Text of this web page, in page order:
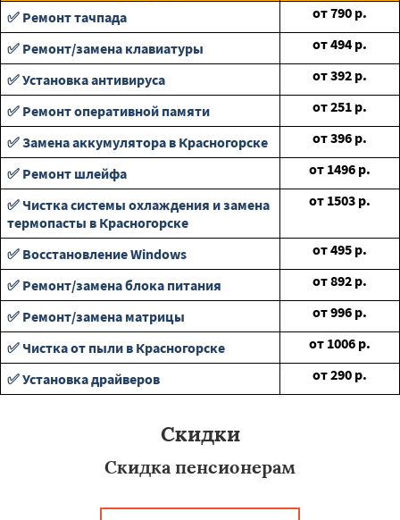
✅ Ремонт тачпада
от790 р.
✅ Ремонт/замена клавиатуры
от494 р.
✅ Установка антивируса
от392 р.
✅ Ремонт оперативной памяти
от251 р.
✅ Замена аккумулятора в Красногорске
от396 р.
✅ Ремонт шлейфа
от 1496 р.
✅ Чистка системы охлаждения и замена
термопасты в Красногорске
от 1503 р.
✅ Восстановление Windows от495 р.
✅ Ремонт/замена блока питания
от892 р.
✅ Ремонт/замена матрицы
от996 р.
✅ Чистка от пыли в Красногорске
от 1006 р.
✅ Установка драйверов
от290 р.
Скидки
Скидка пенсионерам